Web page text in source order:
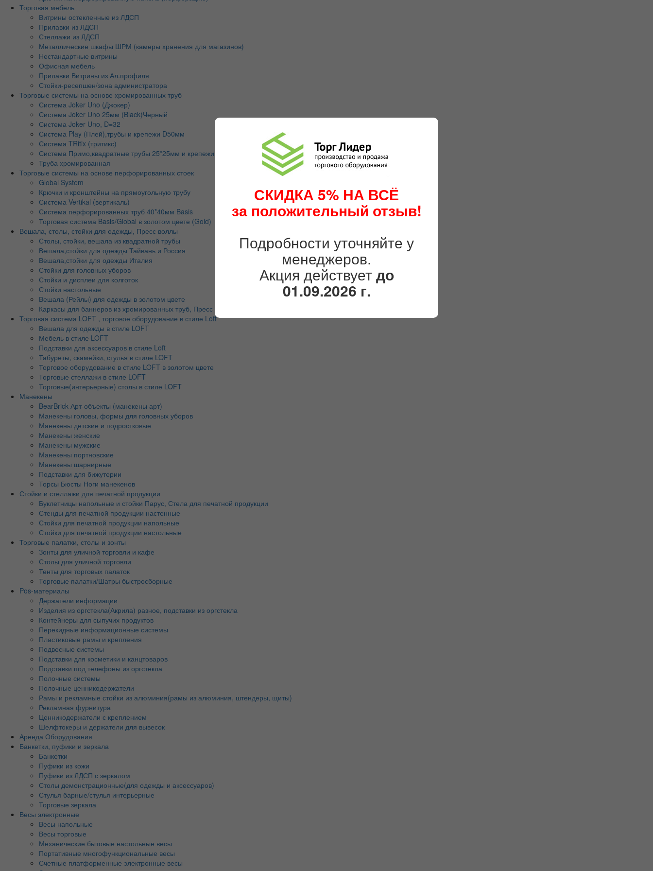
СКИДКА 5% НА ВСЁ
за положительный отзыв!
Подробности уточняйте у
менеджеров.
Акция действуетдо
01.09.2026 г.
Торговая мебель
Витрины остекленные из ЛДСП
Прилавки из ЛДСП
Стеллажи из ЛДСП
Металлические шкафы ШРМ (камеры хранения для магазинов)
Нестандартные витрины
Офисная мебель
Прилавки Витрины из Ал.профиля
Стойки-ресепшен/зона администратора
Торговые системы на основе хромированных труб
Система Joker Uno (Джокер)
Система Joker Uno 25мм (Black)Черный
Система Joker Uno, D=32
Система Play (Плей),трубы и крепежи D50мм
Система TRitix (тритикс)
Система Примо,квадратные трубы 25*25мм и крепежи
Труба хромированная
Торговые системы на основе перфорированных стоек
Global System
Крючки и кронштейны на прямоугольную трубу
Система Vertikal (вертикаль)
Система перфорированных труб 40*40мм Basis
Торговая система Basis/Global в золотом цвете (Gold)
Вешала, столы, стойки для одежды, Пресс воллы
Столы, стойки, вешала из квадратной трубы
Вешала,стойки для одежды Тайвань и Россия
Вешала,стойки для одежды Италия
Стойки для головных уборов
Стойки и дисплеи для колготок
Стойки настольные
Вешала (Рейлы) для одежды в золотом цвете
Каркасы для баннеров из хромированных труб, Пресс волл (Press Wall)
Торговая система LOFT , торговое оборудование в стиле Loft
Вешала для одежды в стиле LOFT
Мебель в стиле LOFT
Подставки для аксессуаров в стиле Loft
Табуреты, скамейки, стулья в стиле LOFT
Торговое оборудование в стиле LOFT в золотом цвете
Торговые стеллажи в стиле LOFT
Торговые(интерьерные) столы в стиле LOFT
Манекены
BearBrick Арт-объекты (манекены арт)
Манекены головы, формы для головных уборов
Манекены детские и подростковые
Манекены женские
Манекены мужские
Манекены портновские
Манекены шарнирные
Подставки для бижутерии
Торсы Бюсты Ноги манекенов
Стойки и стеллажи для печатной продукции
Буклетницы напольные и стойки Парус, Стела для печатной продукции
Стенды для печатной продукции настенные
Стойки для печатной продукции напольные
Стойки для печатной продукции настольные
Торговые палатки, столы и зонты
Зонты для уличной торговли и кафе
Столы для уличной торговли
Тенты для торговых палаток
Торговые палатки/Шатры быстросборные
Pos-материалы
Держатели информации
Изделия из оргстекла(Акрила) разное, подставки из оргстекла
Контейнеры для сыпучих продуктов
Перекидные информационные системы
Пластиковые рамы и крепления
Подвесные системы
Подставки для косметики и канцтоваров
Подставки под телефоны из оргстекла
Полочные системы
Полочные ценникодержатели
Рамы и рекламные стойки из алюминия(рамы из алюминия, штендеры, щиты)
Рекламная фурнитура
Ценникодержатели с креплением
Шелфтокеры и держатели для вывесок
Аренда Оборудования
Банкетки, пуфики и зеркала
Банкетки
Пуфики из кожи
Пуфики из ЛДСП с зеркалом
Столы демонстрационные(для одежды и аксессуаров)
Стулья барные/стулья интерьерные
Торговые зеркала
Весы электронные
Весы напольные
Весы торговые
Механические бытовые настольные весы
Портативные многофункциональные весы
Счетные платформенные электронные весы